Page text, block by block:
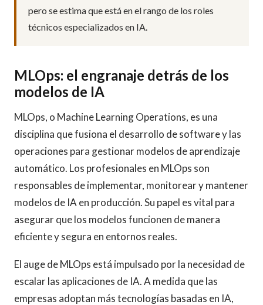
pero se estima que está en el rango de los roles
técnicos especializados en IA.
MLOps: el engranaje detrás de los
modelos de IA
MLOps, o Machine Learning Operations, es una
disciplina que fusiona el desarrollo de software y las
operaciones para gestionar modelos de aprendizaje
automático. Los profesionales en MLOps son
responsables de implementar, monitorear y mantener
modelos de IA en producción. Su papel es vital para
asegurar que los modelos funcionen de manera
eficiente y segura en entornos reales.
El auge de MLOps está impulsado por la necesidad de
escalar las aplicaciones de IA. A medida que las
empresas adoptan más tecnologías basadas en IA,